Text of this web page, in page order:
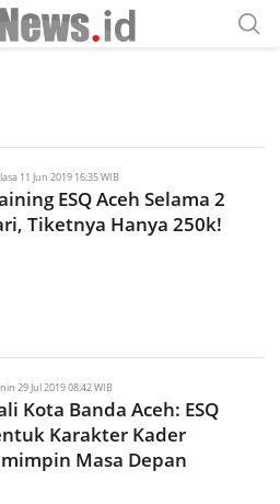
11 Jun 2019 16:35 WIB
ESQ Aceh Selama 2
Tiketnya Hanya 250k!
29 Jul 2019 08:42 WIB
Kota Banda Aceh: ESQ
Karakter Kader
Masa Depan